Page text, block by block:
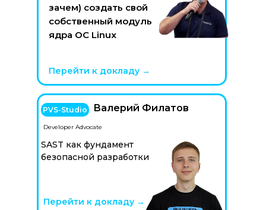
Банк ПСБ
ИТ-холдинг Т1
PVS-Studio Валерий Филатов
Developer Advocate
SAST как фундамент
безопасной разработки
Перейти к докладу →
зачем) создать свой
собственный модуль
ядра ОС Linux
Перейти к докладу →